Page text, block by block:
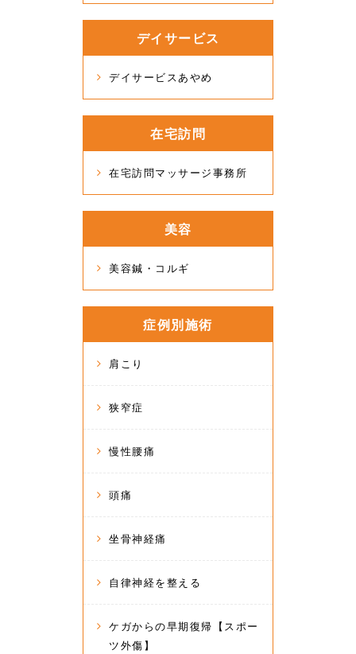
デイサービス
デイサービスあやめ
在宅訪問
在宅訪問マッサージ事務所
美容
美容鍼・コルギ
症例別施術
肩こり
狭窄症
慢性腰痛
頭痛
坐骨神経痛
自律神経を整える
ケガからの早期復帰【スポー
ツ外傷】